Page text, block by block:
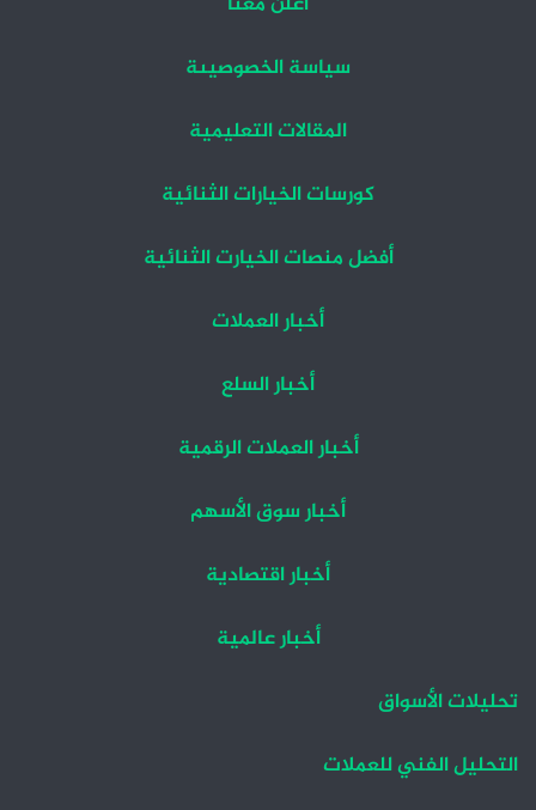
سياسة الخصوصيىة
المقالات التعليمية
كورسات الخيارات الثنائية
أفضل منصات الخيارت الثنائية
أخبار العملات
أخبار السلع
أخبار العملات الرقمية
أخبار سوق الأسهم
أخبار اقتصادية
أخبار عالمية
تحليلات الأسواق
التحليل الفني للعملات